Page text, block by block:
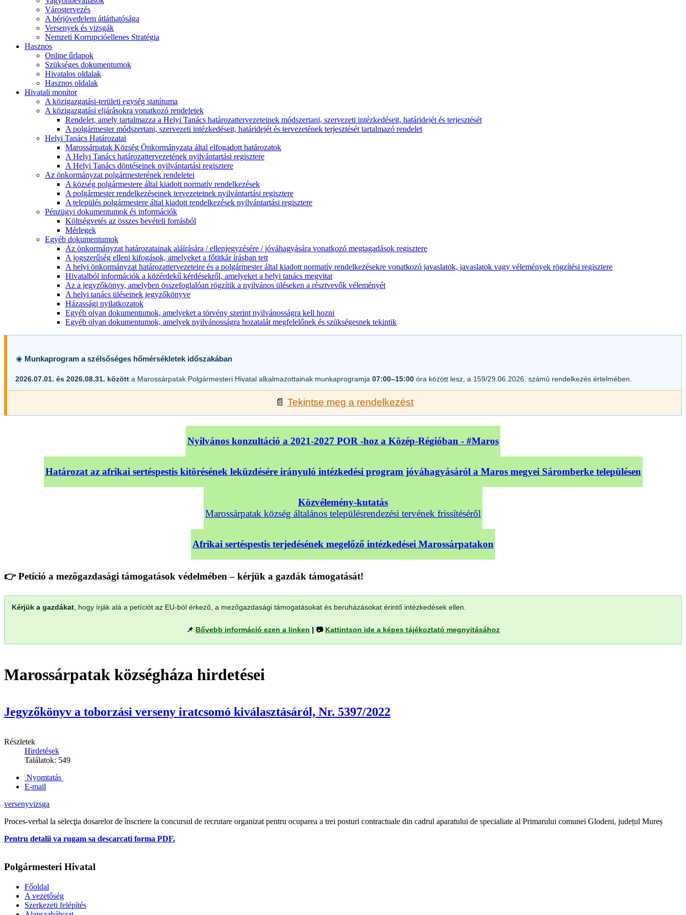
Várostervezés
A bérjövedelem átláthatósága
Versenyek és vizsgák
Nemzeti Korrupcióellenes Stratégia
Hasznos
Online űrlapok
Szükséges dokumentumok
Hivatalos oldalak
Hasznos oldalak
Hivatali monitor
A közigazgatási-területi egység statútuma
A közigazgatási eljárásokra vonatkozó rendeletek
Rendelet, amely tartalmazza a Helyi Tanács határozattervezeteinek módszertani, szervezeti intézkedéseit, határidejét és terjesztését
A polgármester módszertani, szervezeti intézkedéseit, határidejét és tervezetének terjesztését tartalmazó rendelet
Helyi Tanács Határozatai
Marossárpatak Község Önkormányzata által elfogadott határozatok
A Helyi Tanács határozattervezetének nyilvántartási regisztere
A Helyi Tanács döntéseinek nyilvántartási regisztere
Az önkormányzat polgármesterének rendeletei
A község polgármestere által kiadott normatív rendelkezések
A polgármester rendelkezéseinek tervezeteinek nyilvántartási regisztere
A település polgármestere által kiadott rendelkezések nyilvántartási regisztere
Pénzügyi dokumentumok és információk
Költségvetés az összes bevételi forrásból
Mérlegek
Egyéb dokumentumok
Az önkormányzat határozatainak aláírására / ellenjegyzésére / jóváhagyására vonatkozó megtagadások regisztere
A jogszerűség elleni kifogások, amelyeket a főtitkár írásban tett
A helyi önkormányzat határozattervezeteire és a polgármester által kiadott normatív rendelkezésekre vonatkozó javaslatok, javaslatok vagy vélemények rögzítési regisztere
Hivatalból információk a közérdekű kérdésekről, amelyeket a helyi tanács megvitat
Az a jegyzőkönyv, amelyben összefoglalóan rögzítik a nyilvános üléseken a résztvevők véleményét
A helyi tanács üléseinek jegyzőkönyve
Házassági nyilatkozatok
Egyéb olyan dokumentumok, amelyeket a törvény szerint nyilvánosságra kell hozni
Egyéb olyan dokumentumok, amelyek nyilvánosságra hozatalát megfelelőnek és szükségesnek tekintik
☀️ Munkaprogram a szélsőséges hőmérsékletek időszakában
2026.07.01. és 2026.08.31. között a Marossárpatak Polgármesteri Hivatal alkalmazottainak munkaprogramja 07:00–15:00 óra között lesz, a 159/29.06.2026. számú rendelkezés értelmében.
📄 Tekintse meg a rendelkezést
Nyilvános konzultáció a 2021-2027 POR -hoz a Közép-Régióban - #Maros
Határozat az afrikai sertéspestis kitörésének leküzdésére irányuló intézkedési program jóváhagyásáról a Maros megyei Sáromberke településen
Közvélemény-kutatás
Marossárpatak község általános településrendezési tervének frissítéséről
Afrikai sertéspestis terjedésének megelőző intézkedései Marossárpatakon
👉 Petíció a mezőgazdasági támogatások védelmében – kérjük a gazdák támogatását!
Kérjük a gazdákat , hogy írják alá a petíciót az EU-ból érkező, a mezőgazdasági támogatásokat és beruházásokat érintő intézkedések ellen.
📌 Bővebb információ ezen a linken | 📷 Kattintson ide a képes tájékoztató megnyitásához
Marossárpatak községháza hirdetései
Jegyzőkönyv a toborzási verseny iratcsomó kiválasztásáról, Nr. 5397/2022
Részletek
Hirdetések
Találatok: 549
Nyomtatás
E-mail
versenyvizsga
Proces-verbal la selecţia dosarelor de înscriere la concursul de recrutare organizat pentru ocuparea a trei posturi contractuale din cadrul aparatului de specialiate al Primarului comunei Glodeni, județul Mureș
Pentru detalii va rugam sa descarcati forma PDF.
Polgármesteri Hivatal
Főoldal
A vezetőség
Szerkezeti felépítés